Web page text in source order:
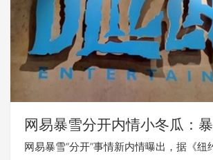
网易暴雪分开内情小冬瓜：
网易游戏一次性支付34.4亿
网易暴雪“分开”事情新内情曝出，据《纽